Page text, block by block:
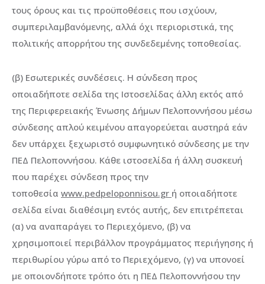
τους όρους και τις προϋποθέσεις που ισχύουν,
συμπεριλαμβανόμενης, αλλά όχι περιοριστικά, της
πολιτικής απορρήτου της συνδεδεμένης τοποθεσίας.
(β) Εσωτερικές συνδέσεις. Η σύνδεση προς
οποιαδήποτε σελίδα της Ιστοσελίδας άλλη εκτός από
της Περιφερειακής Ένωσης Δήμων Πελοποννήσου μέσω
σύνδεσης απλού κειμένου απαγορεύεται αυστηρά εάν
δεν υπάρχει ξεχωριστό συμφωνητικό σύνδεσης με την
ΠΕΔ Πελοποννήσου. Κάθε ιστοσελίδα ή άλλη συσκευή
που παρέχει σύνδεση προς την
τοποθεσία www.pedpeloponnisou.gr ή οποιαδήποτε
σελίδα είναι διαθέσιμη εντός αυτής, δεν επιτρέπεται
(α) να αναπαράγει το Περιεχόμενο, (β) να
χρησιμοποιεί περιβάλλον προγράμματος περιήγησης ή
περιθωρίου γύρω από το Περιεχόμενο, (γ) να υπονοεί
με οποιονδήποτε τρόπο ότι η ΠΕΔ Πελοποννήσου την